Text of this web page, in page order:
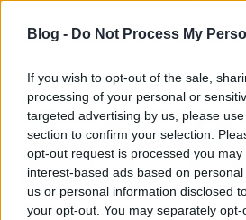
Blog - Do Not Process My
If you wish to opt-out of the sale,
processing of your personal or
targeted advertising by us, please
section to confirm your selection.
opt-out request is processed you may
interest-based ads based on
us or personal information disclosed
your opt-out. You may separately
amelyek felkeltették a
érdeklődését, mint pl. a…